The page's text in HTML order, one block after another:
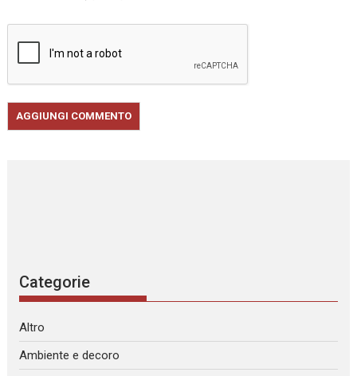
Categorie
Altro
Ambiente e decoro